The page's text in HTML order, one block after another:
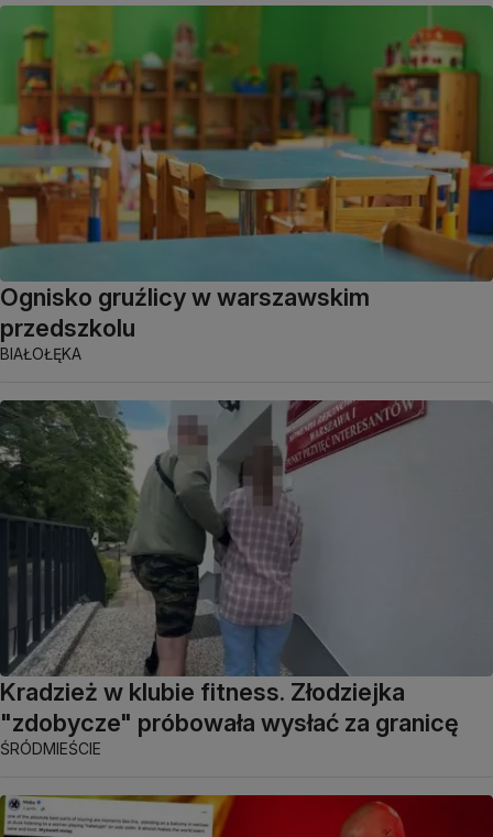
Ognisko gruźlicy w warszawskim
przedszkolu
BIAŁOŁĘKA
Kradzież w klubie fitness. Złodziejka
"zdobycze" próbowała wysłać za granicę
ŚRÓDMIEŚCIE